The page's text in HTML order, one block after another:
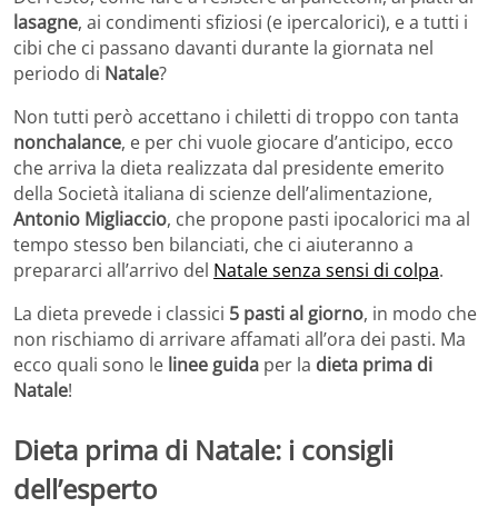
lasagne, ai condimenti sfiziosi (e ipercalorici), e a tutti i
cibi che ci passano davanti durante la giornata nel
periodo di Natale?
Non tutti però accettano i chiletti di troppo con tanta
nonchalance, e per chi vuole giocare d’anticipo, ecco
che arriva la dieta realizzata dal presidente emerito
della Società italiana di scienze dell’alimentazione,
Antonio Migliaccio, che propone pasti ipocalorici ma al
tempo stesso ben bilanciati, che ci aiuteranno a
prepararci all’arrivo del Natale senza sensi di colpa.
La dieta prevede i classici 5 pasti al giorno, in modo che
non rischiamo di arrivare affamati all’ora dei pasti. Ma
ecco quali sono le linee guida per la dieta prima di
Natale!
Dieta prima di Natale: i consigli
dell’esperto